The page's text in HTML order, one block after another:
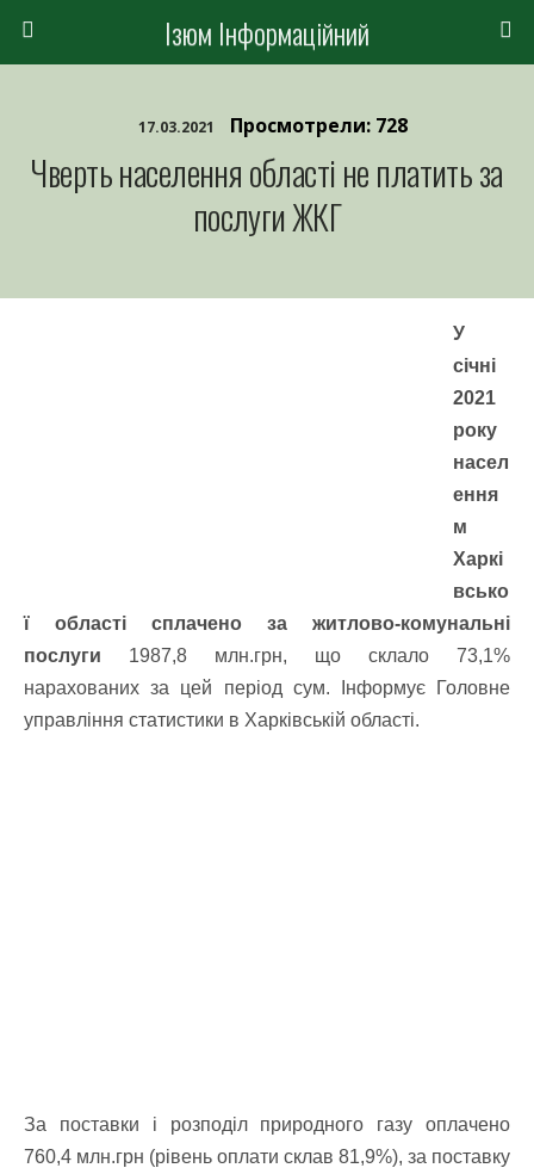
Ізюм Інформаційний
17.03.2021 Просмотрели: 728
Чверть населення області не платить за
послуги ЖКГ
У
січні
2021
року
насел
ення
м
Харкі
всько
ї області сплачено за житлово-комунальні
послуги 1987,8 млн.грн, що склало 73,1%
нарахованих за цей період сум. Інформує Головне
управління статистики в Харківській області.
За поставки і розподіл природного газу оплачено
760,4 млн.грн (рівень оплати склав 81,9%), за поставку